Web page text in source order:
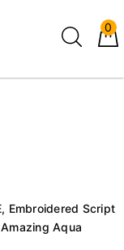
0
Embroidered Script
Aqua